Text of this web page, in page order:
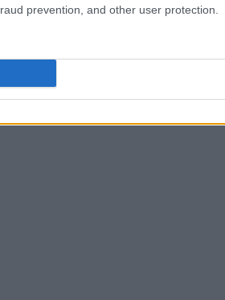
prevention, and other user protection.